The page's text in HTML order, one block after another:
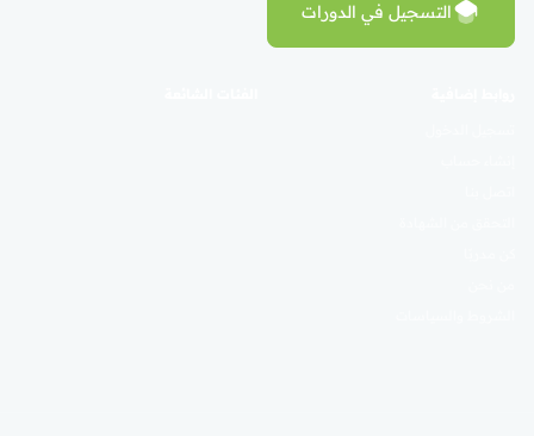
التسجيل في الدورات